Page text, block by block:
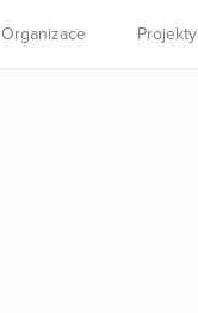
Organizace Projekty